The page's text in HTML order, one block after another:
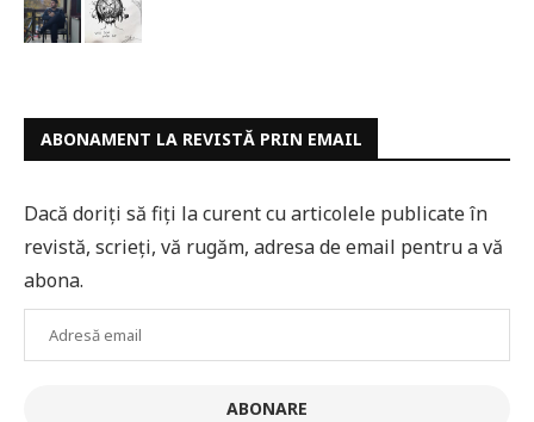
ABONAMENT LA REVISTĂ PRIN EMAIL
Dacă doriți să fiți la curent cu articolele publicate în
revistă, scrieți, vă rugăm, adresa de email pentru a vă
abona.
Adresă
ABONARE